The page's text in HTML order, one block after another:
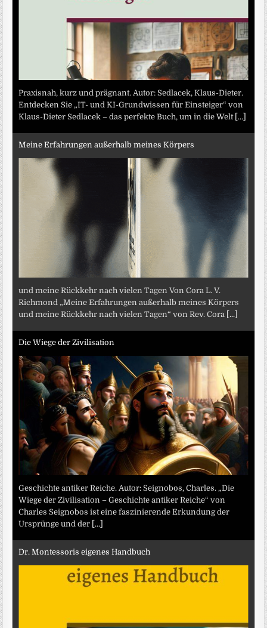
Praxisnah, kurz und prägnant. Autor: Sedlacek, Klaus-Dieter.
Entdecken Sie „IT- und KI-Grundwissen für Einsteiger“ von
Klaus-Dieter Sedlacek – das perfekte Buch, um in die Welt [...]
Meine Erfahrungen außerhalb meines Körpers
und meine Rückkehr nach vielen Tagen Von Cora L. V.
Richmond „Meine Erfahrungen außerhalb meines Körpers
und meine Rückkehr nach vielen Tagen“ von Rev. Cora [...]
Die Wiege der Zivilisation
Geschichte antiker Reiche. Autor: Seignobos, Charles. „Die
Wiege der Zivilisation – Geschichte antiker Reiche“ von
Charles Seignobos ist eine faszinierende Erkundung der
Ursprünge und der [...]
Dr. Montessoris eigenes Handbuch